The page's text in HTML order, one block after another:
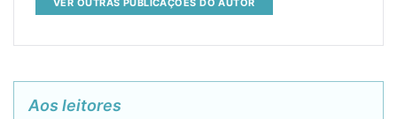
Aos leitores